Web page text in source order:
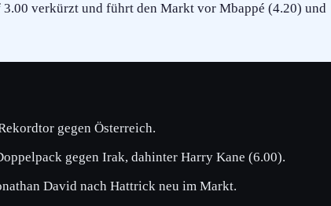
verkürzt und führt den Markt vor Mbappé (4.20) und
gegen Österreich.
gegen Irak, dahinter Harry Kane (6.00).
David nach Hattrick neu im Markt.